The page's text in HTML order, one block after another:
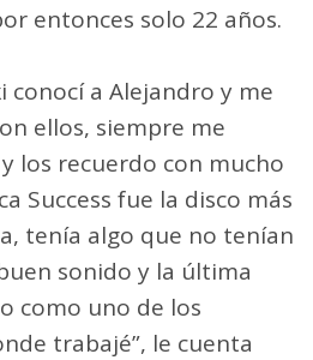
entonces solo 22 años.
conocí a Alejandro y me
ellos, siempre me
los recuerdo con mucho
Success fue la disco más
tenía algo que no tenían
sonido y la última
como uno de los
trabajé”, le cuenta